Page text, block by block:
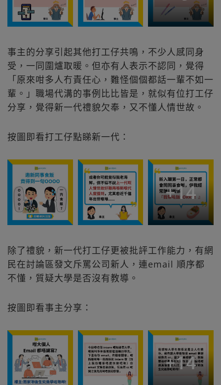
事主的分享引起其他打工仔共鳴，不少人感同身
受，一同圍爐取暖。但亦有人表示不認同，覺得
「原來咁多人冇責任心，難怪個個都話一輩不如一
輩。」職場代溝的事例比比皆是，就似有位打工仔
分享，覺得新一代禮貌欠奉，又不懂人情世故。
按圖即看打工仔點睇新一代：
+14
除了禮貌，新一代打工仔更被批評工作能力，有網
民在討論區發文斥罵公司新人，連email 順序都
不懂，質疑大學是否沒有教導。
按圖即看事主分享：
+14